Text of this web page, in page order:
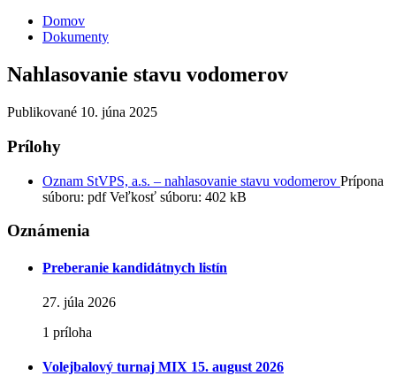
Domov
Dokumenty
Nahlasovanie stavu vodomerov
Publikované 10. júna 2025
Prílohy
Oznam StVPS, a.s. – nahlasovanie stavu vodomerov Prípona
súboru: pdf Veľkosť súboru: 402 kB
Oznámenia
Preberanie kandidátnych listín
27. júla 2026
1 príloha
Volejbalový turnaj MIX 15. august 2026